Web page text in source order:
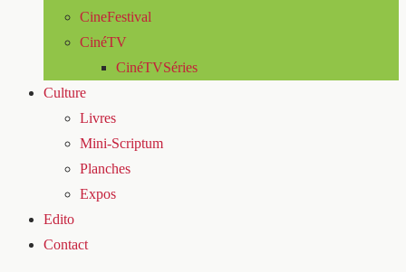
CineFestival
CinéTV
CinéTVSéries
Culture
Livres
Mini-Scriptum
Planches
Expos
Edito
Contact